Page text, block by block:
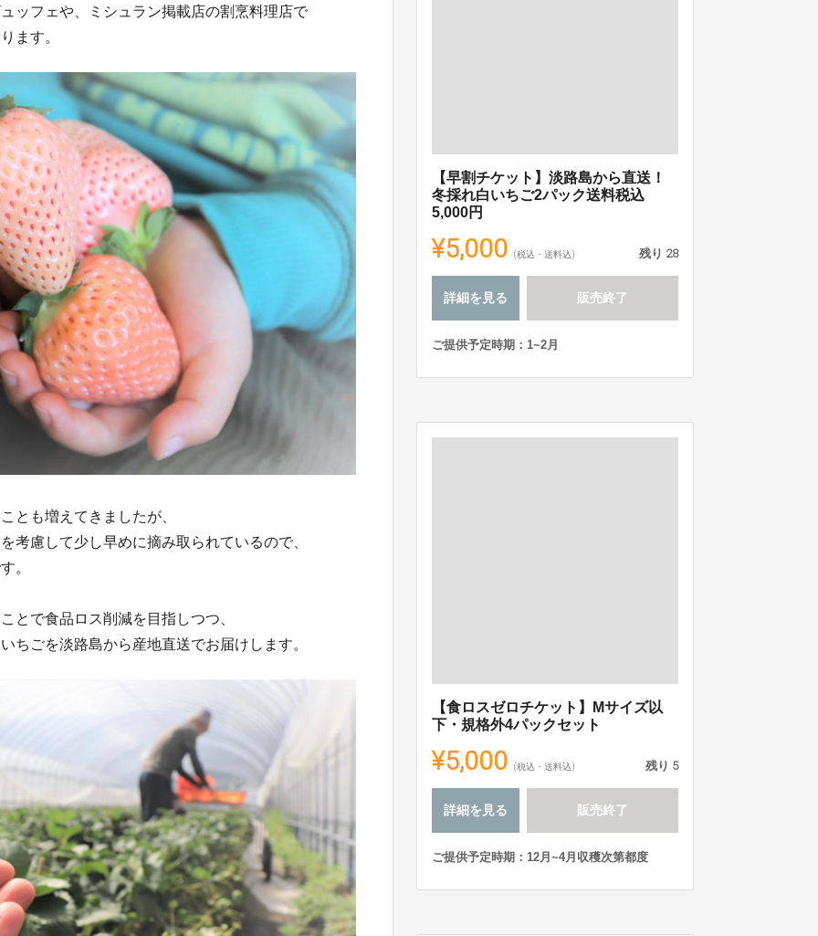
ッフェや、ミシュラン掲載店の割烹料理店で
ます。
とも増えてきましたが、
考慮して少し早めに摘み取られているので、
。
とで食品ロス削減を目指しつつ、
ちごを淡路島から産地直送でお届けします。
【早割チケット】淡路島から直送！
冬採れ白いちご2パック送料税込
5,000円
¥5,000 (税込・送料込) 残り 28
詳細を見る 販売終了
ご提供予定時期：1~2月
【食ロスゼロチケット】Mサイズ以
下・規格外4パックセット
¥5,000 (税込・送料込) 残り 5
詳細を見る 販売終了
ご提供予定時期：12月~4月収穫次第都度